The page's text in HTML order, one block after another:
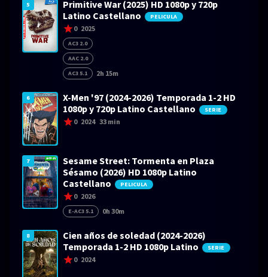
5
Primitive War (2025) HD 1080p y 720p
Latino Castellano
PELICULA
0 2025
AC3 2.0
AAC 2.0
AC3 5.1
2h 15m
6
X-Men '97 (2024-2026) Temporada 1-2 HD
1080p y 720p Latino Castellano
SERIE
0 2024 33 min
7
Sesame Street: Tormenta en Plaza
Sésamo (2026) HD 1080p Latino
Castellano
PELICULA
0 2026
E-AC3 5.1 0h 30m
8
Cien años de soledad (2024-2026)
Temporada 1-2 HD 1080p Latino
SERIE
0 2024